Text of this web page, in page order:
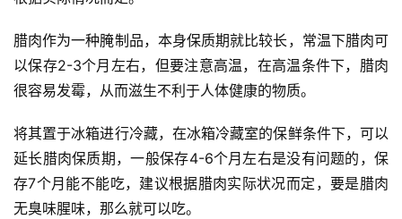
每
日
好
腊肉作为一种腌制品，本身保质期就比较长，常温下腊肉可
以保存2-3个月左右，但要注意高温，在高温条件下，腊肉
很容易发霉，从而滋生不利于人体健康的物质。
将其置于冰箱进行冷藏，在冰箱冷藏室的保鲜条件下，可以
延长腊肉保质期，一般保存4-6个月左右是没有问题的，保
存7个月能不能吃，建议根据腊肉实际状况而定，要是腊肉
无臭味腥味，那么就可以吃。